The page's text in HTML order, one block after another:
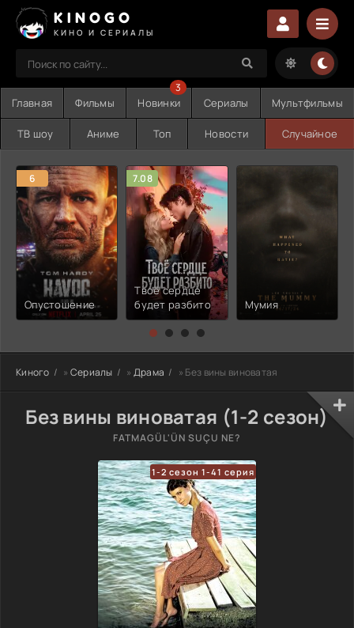
KINOGO
КИНО И СЕРИАЛЫ
Главная Фильмы Новинки
3
Сериалы Мультфильмы
ТВ шоу Аниме Топ Новости Случайное
6
Опустошение
7.08
Твоё сердце
будет разбито
Мумия
Киного » Сериалы » Драма » Без вины виноватая
Без вины виноватая (1-2 сезон)
FATMAGÜL'ÜN SUÇU NE?
1-2 сезон 1-41 серия